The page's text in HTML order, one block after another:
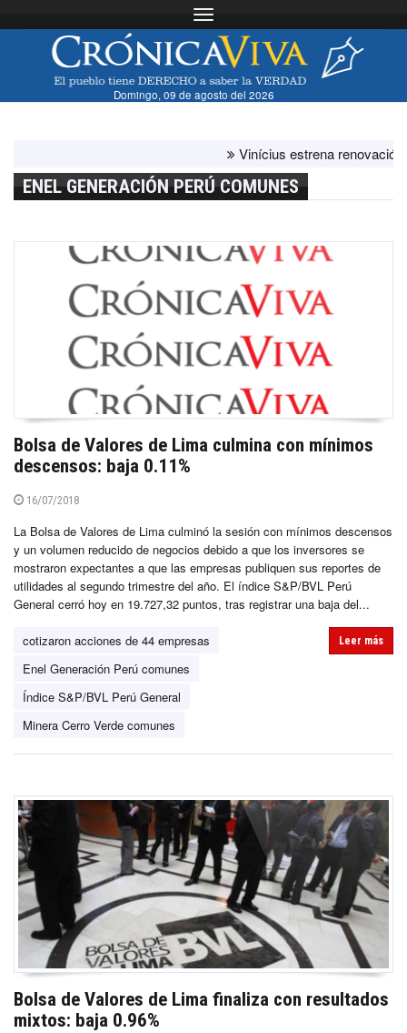
Toggle navigation
Domingo, 09 de agosto del 2026
Vinícius estrena renovación
ENEL GENERACIÓN PERÚ COMUNES
Bolsa de Valores de Lima culmina con mínimos
descensos: baja 0.11%
16/07/2018
La Bolsa de Valores de Lima culminó la sesión con mínimos descensos
y un volumen reducido de negocios debido a que los inversores se
mostraron expectantes a que las empresas publiquen sus reportes de
utilidades al segundo trimestre del año. El índice S&P/BVL Perú
General cerró hoy en 19.727,32 puntos, tras registrar una baja del...
cotizaron acciones de 44 empresas
Enel Generación Perú comunes
Índice S&P/BVL Perú General
Minera Cerro Verde comunes
Leer más
Bolsa de Valores de Lima finaliza con resultados
mixtos: baja 0.96%